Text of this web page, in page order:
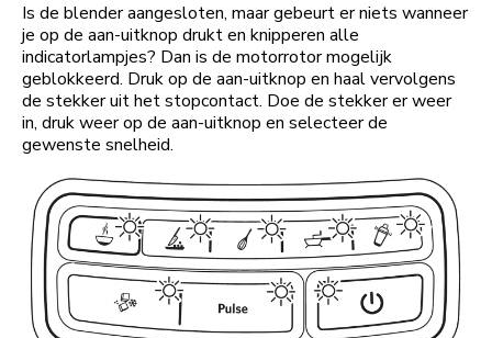
Is de blender aangesloten, maar gebeurt er niets wanneer
je op de aan-uitknop drukt en knipperen alle
indicatorlampjes? Dan is de motorrotor mogelijk
geblokkeerd. Druk op de aan-uitknop en haal vervolgens
de stekker uit het stopcontact. Doe de stekker er weer
in, druk weer op de aan-uitknop en selecteer de
gewenste snelheid.